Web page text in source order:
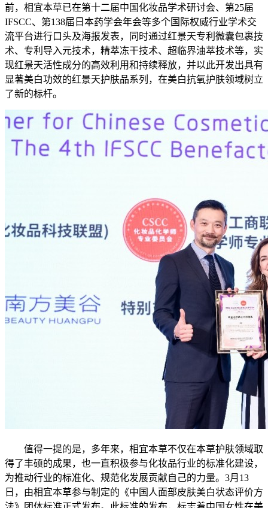
前，相宜本草已在第十二届中国化妆品学术研讨会、第25届
IFSCC、第138届日本药学会年会等多个国际权威行业学术交
流平台进行口头及海报发表，同时通过红景天专利微囊包裹技
术、专利导入元技术，精萃冻干技术、超临界油萃技术等，实
现红景天活性成分的高效利用和持续释放，并以此开发出具有
显著美白功效的红景天护肤品系列，在美白抗氧护肤领域树立
了新的标杆。
值得一提的是，多年来，相宜本草不仅在本草护肤领域取
得了丰硕的成果，也一直积极参与化妆品行业的标准化建设，
为推动行业的标准化、规范化发展贡献自己的力量。3月13
日，由相宜本草参与制定的《中国人面部皮肤美白状态评价方